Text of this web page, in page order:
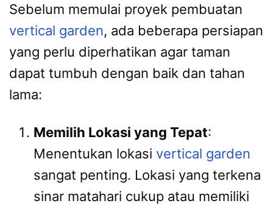
Sebelum memulai proyek pembuatan
vertical garden, ada beberapa persiapan
yang perlu diperhatikan agar taman
dapat tumbuh dengan baik dan tahan
lama:
Memilih Lokasi yang Tepat:
Menentukan lokasi vertical garden
sangat penting. Lokasi yang terkena
sinar matahari cukup atau memiliki